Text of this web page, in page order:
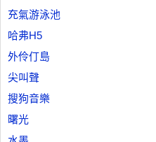
充氣游泳池
哈弗H5
外伶仃島
尖叫聲
搜狗音樂
曙光